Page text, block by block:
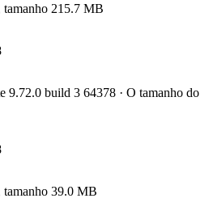
tamanho 215.7 MB
9.72.0 build 3 64378 · O tamanho do
tamanho 39.0 MB